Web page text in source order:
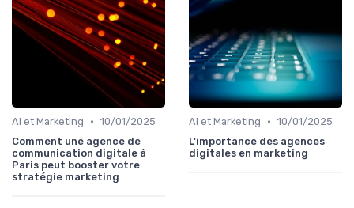
AI et Marketing • 10/01/2025
Comment une agence de
communication digitale à
Paris peut booster votre
stratégie marketing
AI et Marketing • 10/01/2025
L'importance des agences
digitales en marketing